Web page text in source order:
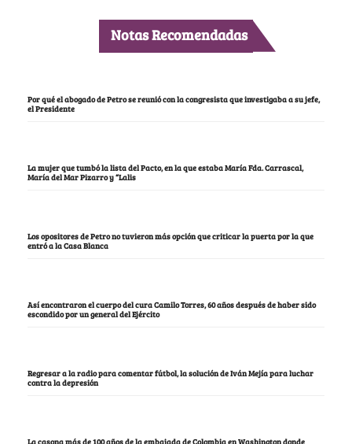
Notas Recomendadas
Por qué el abogado de Petro se reunió con la congresista que investigaba a su jefe,
el Presidente
La mujer que tumbó la lista del Pacto, en la que estaba María Fda. Carrascal,
María del Mar Pizarro y “Lalis
Los opositores de Petro no tuvieron más opción que criticar la puerta por la que
entró a la Casa Blanca
Así encontraron el cuerpo del cura Camilo Torres, 60 años después de haber sido
escondido por un general del Ejército
Regresar a la radio para comentar fútbol, la solución de Iván Mejía para luchar
contra la depresión
La casona más de 100 años de la embajada de Colombia en Washington donde